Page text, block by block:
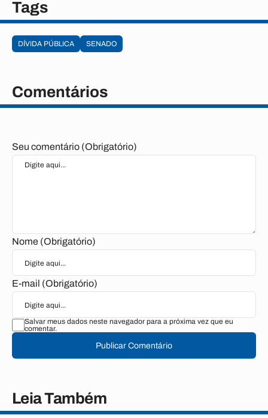
Tags
DÍVIDA PÚBLICA SENADO
Comentários
Seu comentário (Obrigatório)
Nome (Obrigatório)
E-mail (Obrigatório)
Salvar meus dados neste navegador para a próxima vez que eu
comentar.
Publicar Comentário
Leia Também